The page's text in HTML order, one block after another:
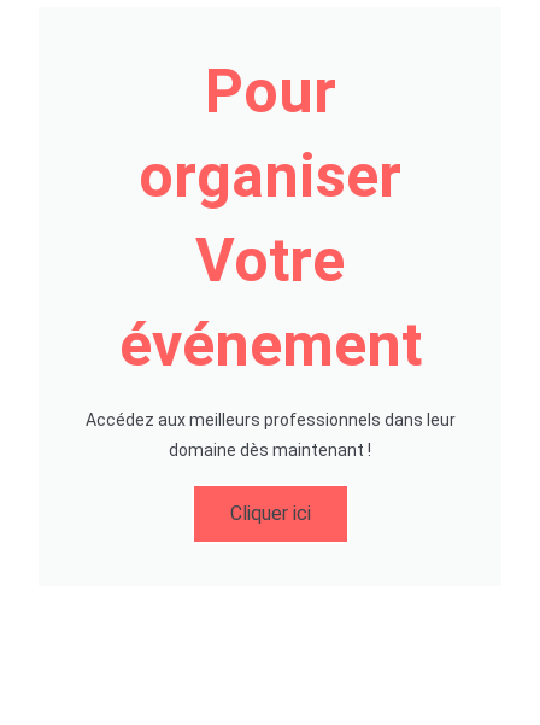
Pour
organiser
Votre
événement
Accédez aux meilleurs professionnels dans leur
domaine dès maintenant !
Cliquer ici